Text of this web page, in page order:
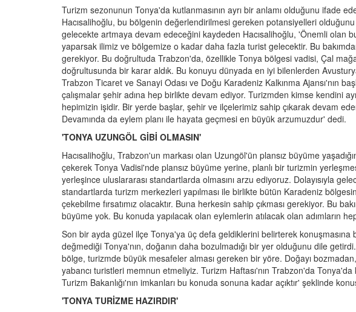
Turizm sezonunun Tonya'da kutlanmasının ayrı bir anlamı olduğunu ifade
Hacısalihoğlu, bu bölgenin değerlendirilmesi gereken potansiyelleri
gelecekte artmaya devam edeceğini kaydeden Hacısalihoğlu, 'Önemli olan
yaparsak ilimiz ve bölgemize o kadar daha fazla turist gelecektir. Bu
gerekiyor. Bu doğrultuda Trabzon'da, özellikle Tonya bölgesi vadisi, Çal
doğrultusunda bir karar aldık. Bu konuyu dünyada en iyi bilenlerden
Trabzon Ticaret ve Sanayi Odası ve Doğu Karadeniz Kalkınma Ajansı'nın
çalışmalar şehir adına hep birlikte devam ediyor. Turizmden kimse kendini
hepimizin işidir. Bir yerde başlar, şehir ve ilçelerimiz sahip çıkarak devam
Devamında da eylem planı ile hayata geçmesi en büyük arzumuzdur' dedi.
'TONYA UZUNGÖL GİBİ OLMASIN'
Hacısalihoğlu, Trabzon'un markası olan Uzungöl'ün plansız büyüme
çekerek Tonya Vadisi'nde plansız büyüme yerine, planlı bir turizmin
yerleşince uluslararası standartlarda olmasını arzu ediyoruz. Dolayısıyla
standartlarda turizm merkezleri yapılması ile birlikte bütün Karadeniz
çekebilme fırsatımız olacaktır. Buna herkesin sahip çıkması gerekiyor. Bu
büyüme yok. Bu konuda yapılacak olan eylemlerin atılacak olan adımların
Son bir ayda güzel ilçe Tonya'ya üç defa geldiklerini belirterek
değmediği Tonya'nın, doğanın daha bozulmadığı bir yer olduğunu dile
bölge, turizmde büyük mesafeler alması gereken bir yöre. Doğayı
yabancı turistleri memnun etmeliyiz. Turizm Haftası'nın Trabzon'da Tonya'da
Turizm Bakanlığı'nın imkanları bu konuda sonuna kadar açıktır' şeklinde
'TONYA TURİZME HAZIRDIR'